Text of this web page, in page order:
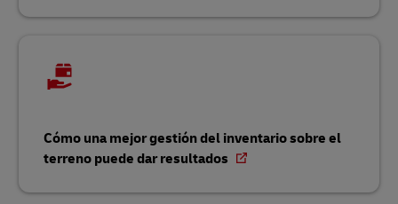
Cómo una mejor gestión del inventario sobre el
terreno puede dar resultados